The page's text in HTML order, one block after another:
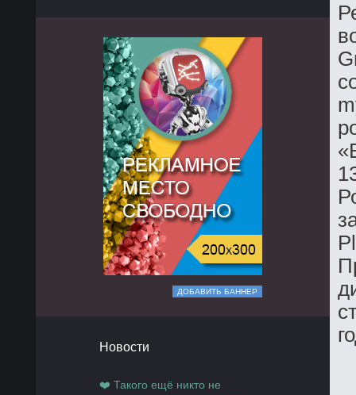
ДОБАВИТЬ БАННЕР
Новости
❤️ Такого ещё никто не